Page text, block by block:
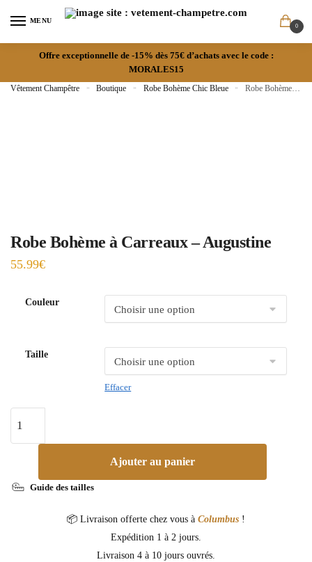
MENU
0
Offre exceptionnelle de -15% dès 75€ d’achats avec le code :
MORALES15
Vêtement Champêtre » Boutique » Robe Bohème Chic Bleue » Robe Bohème à Carreaux – Augustine
Robe Bohème à Carreaux – Augustine
55.99€
Couleur
Taille
Effacer
Ajouter au panier
Guide des tailles
📦 Livraison offerte chez vous à Columbus !
Expédition 1 à 2 jours.
Livraison 4 à 10 jours ouvrés.